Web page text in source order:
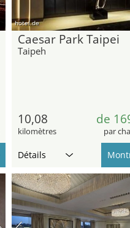
hotel.de
Caesar Park Taipei
Taipeh
10,08
kilomètres
de
par
Détails